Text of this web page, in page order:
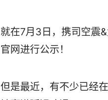
就在7月3日，携司空震
官网进行公示！
但是最近，有不少已经